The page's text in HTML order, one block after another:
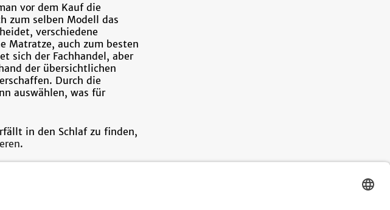
vor dem Kauf die
zum selben Modell das
verschiedene
Matratze, auch zum besten
sich der Fachhandel, aber
der übersichtlichen
Durch die
auswählen, was für
in den Schlaf zu finden,
.